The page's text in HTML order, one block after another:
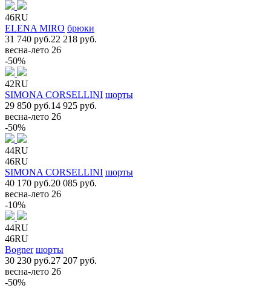
46RU
ELENA MIRO брюки
31 740 руб.22 218 руб.
весна-лето 26
-50%
42RU
SIMONA CORSELLINI шорты
29 850 руб.14 925 руб.
весна-лето 26
-50%
44RU
46RU
SIMONA CORSELLINI шорты
40 170 руб.20 085 руб.
весна-лето 26
-10%
44RU
46RU
Bogner шорты
30 230 руб.27 207 руб.
весна-лето 26
-50%